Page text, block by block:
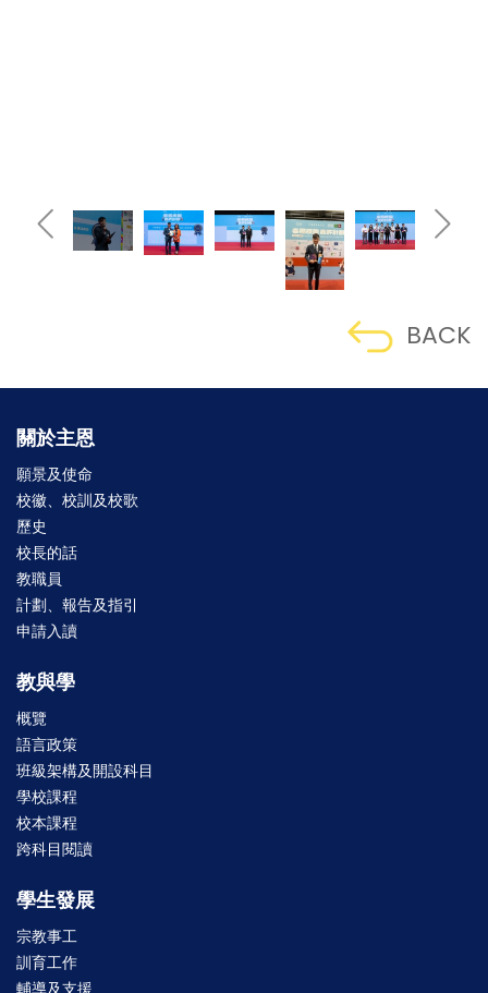
BACK
關於主恩
願景及使命
校徽、校訓及校歌
歷史
校長的話
教職員
計劃、報告及指引
申請入讀
教與學
概覽
語言政策
班級架構及開設科目
學校課程
校本課程
跨科目閱讀
學生發展
宗教事工
訓育工作
輔導及支援